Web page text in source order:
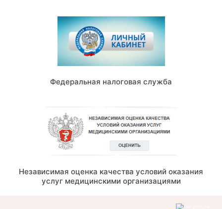
Федеральная налоговая служба
Независимая оценка качества условий оказания
услуг медицинскими организациями